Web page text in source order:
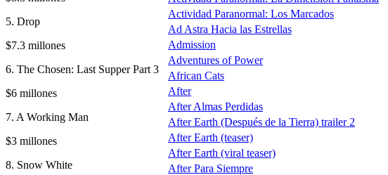
5. Drop
$7.3 millones
6. The Chosen: Last Supper Part 3
$6 millones
7. A Working Man
$3 millones
8. Snow White
Actividad Paranormal: Los Marcados
Ad Astra Hacia las Estrellas
Admission
Adventures of Power
African Cats
After
After Almas Perdidas
After Earth (Después de la Tierra) trailer 2
After Earth (teaser)
After Earth (viral teaser)
After Para Siempre